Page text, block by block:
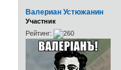
Валериан Устюжанин
Участник
Рейтинг: